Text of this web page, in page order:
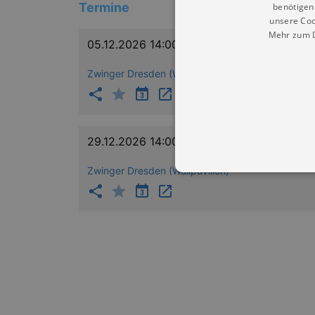
Termine
05.12.2026 14:00
Zwinger Dresden (Wallpavillon)
29.12.2026 14:00
Zwinger Dresden (Wallpavillon)
unsere
Mehr zum